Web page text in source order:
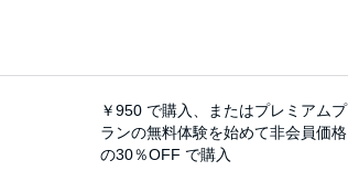
￥950 で購入、またはプレミアムプ
ランの無料体験を始めて非会員価格
の30％OFF で購入